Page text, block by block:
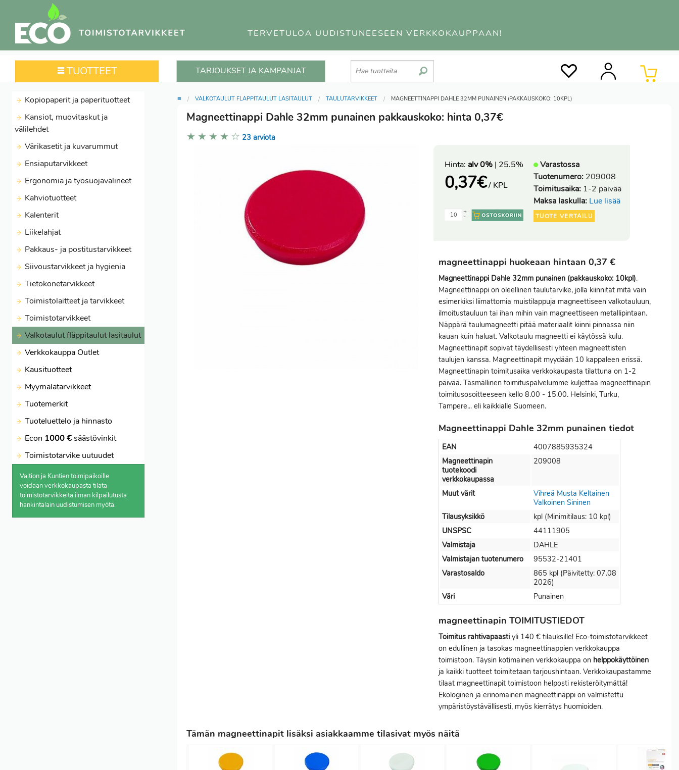
TERVETULOA UUDISTUNEESEEN VERKKOKAUPPAAN!
TUOTTEET TARJOUKSET JA KAMPANJAT
Kopiopaperit ja paperituotteet
Kansiot, muovitaskut ja
välilehdet
Värikasetit ja kuvarummut
Ensiaputarvikkeet
Ergonomia ja työsuojavälineet
Kahviotuotteet
Kalenterit
Liikelahjat
Pakkaus- ja postitustarvikkeet
Siivoustarvikkeet ja hygienia
Tietokonetarvikkeet
Toimistolaitteet ja tarvikkeet
Toimistotarvikkeet
Valkotaulut fläppitaulut lasitaulut
Verkkokauppa Outlet
Kausituotteet
Myymälätarvikkeet
Tuotemerkit
Tuoteluettelo ja hinnasto
Econ 1000 €säästövinkit
Toimistotarvike uutuudet
Valtion ja Kuntien toimipaikoille
voidaan verkkokaupasta tilata
toimistotarvikkeita ilman kilpailutusta
hankintalain uudistumisen myötä.
≡ VALKOTAULUT FLÄPPITAULUT LASITAULUT TAULUTARVIKKEET MAGNEETTINAPPI DAHLE 32MM PUNAINEN (PAKKAUSKOKO: 10KPL)
Magneettinappi Dahle 32mm punainen pakkauskoko: hinta 0,37€
★ ★ ★ ★ ☆ 23 arviota
Hinta: alv 0% | 25.5%
0,37€/ KPL
-
+
Varastossa
Tuotenumero: 209008
Toimitusaika: 1-2 päivää
Maksa laskulla: Lue lisää
TUOTE VERTAILU
magneettinappi huokeaan hintaan 0,37 €
Magneettinappi Dahle 32mm punainen (pakkauskoko: 10kpl).
Magneettinappi on oleellinen taulutarvike, jolla kiinnität mitä vain
esimerkiksi liimattomia muistilappuja magneettiseen valkotauluun,
ilmoitustauluun tai ihan mihin vain magneettiseen metallipintaan.
Näppärä taulumagneetti pitää materiaalit kiinni pinnassa niin
kauan kuin haluat. Valkotaulu magneetti ei käytössä kulu.
Magneettinapit sopivat täydellisesti yhteen magneettisten
taulujen kanssa. Magneettinapit myydään 10 kappaleen erissä.
Magneettinapin toimitusaika verkkokaupasta tilattuna on 1-2
päivää. Täsmällinen toimituspalvelumme kuljettaa magneettinapin
toimitusosoitteeseen kello 8.00 - 15.00. Helsinki, Turku,
Tampere... eli kaikkialle Suomeen.
Magneettinappi Dahle 32mm punainen tiedot
EAN
4007885935324
Magneettinapin
tuotekoodi
verkkokaupassa
209008
Muut värit Vihreä Musta Keltainen
Valkoinen Sininen
Tilausyksikkö
kpl (Minimitilaus: 10 kpl)
UNSPSC
44111905
Valmistaja
DAHLE
Valmistajan tuotenumero
95532-21401
Varastosaldo
865 kpl (Päivitetty: 07.08
2026)
Väri
Punainen
magneettinapin TOIMITUSTIEDOT
Toimitus rahtivapaasti yli 140 € tilauksille! Eco-toimistotarvikkeet
on edullinen ja tasokas magneettinappien verkkokauppa
toimistoon. Täysin kotimainen verkkokauppa on helppokäyttöinen
ja kaikki tuotteet toimitetaan tarjoushintaan. Verkkokaupastamme
tilaat magneettinapit toimistoon helposti rekisteröitymättä!
Ekologinen ja erinomainen magneettinappi on valmistettu
ympäristöystävällisesti, myös kierrätys huomioiden.
Tämän magneettinapit lisäksi asiakkaamme tilasivat myös näitä